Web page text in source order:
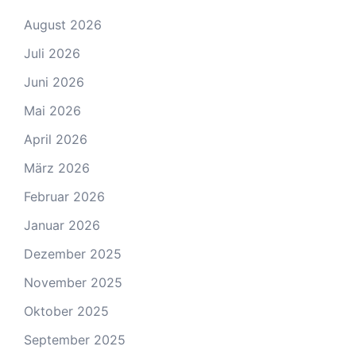
August 2026
Juli 2026
Juni 2026
Mai 2026
April 2026
März 2026
Februar 2026
Januar 2026
Dezember 2025
November 2025
Oktober 2025
September 2025